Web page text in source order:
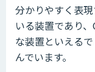
分かりやすく表
いる装置であり
な装置といえる
んでいます。